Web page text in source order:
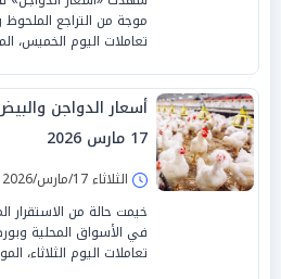
موجة من التراجع
تعاملات اليوم الخميس، الموافق 19
أسعار الدواجن
17 مارس 2026
الثلاثاء 17/مارس/2026 - 08:00 ص
خيمت حالة من الاستقرار
في الأسواق المحلية
تعاملات اليوم الثلاثاء، الموافق 17